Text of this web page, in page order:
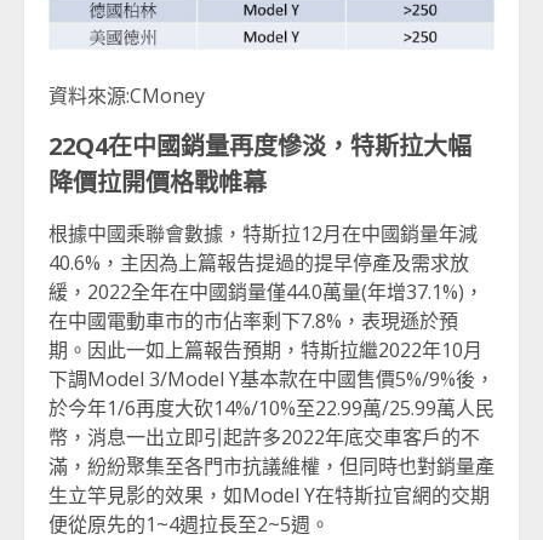
資料來源:CMoney
22Q4在中國銷量再度慘淡，特斯拉大幅
降價拉開價格戰帷幕
根據中國乘聯會數據，特斯拉12月在中國銷量年減
40.6%，主因為上篇報告提過的提早停產及需求放
緩，2022全年在中國銷量僅44.0萬量(年增37.1%)，
在中國電動車市的市佔率剩下7.8%，表現遜於預
期。因此一如上篇報告預期，特斯拉繼2022年10月
下調Model 3/Model Y基本款在中國售價5%/9%後，
於今年1/6再度大砍14%/10%至22.99萬/25.99萬人民
幣，消息一出立即引起許多2022年底交車客戶的不
滿，紛紛聚集至各門市抗議維權，但同時也對銷量產
生立竿見影的效果，如Model Y在特斯拉官網的交期
便從原先的1~4週拉長至2~5週。